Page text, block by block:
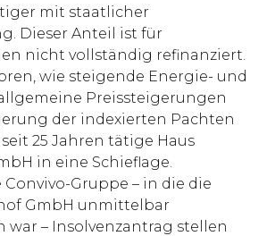
mit staatlicher
Dieser Anteil ist für
nicht vollständig refinanziert.
wie steigende Energie- und
Preissteigerungen
der indexierten Pachten
25 Jahren tätige Haus
in eine Schieflage.
Convivo-Gruppe – in die die
GmbH unmittelbar
war – Insolvenzantrag stellen